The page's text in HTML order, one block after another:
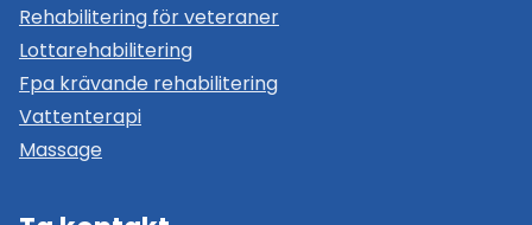
Rehabilitering för veteraner
Lottarehabilitering
Fpa krävande rehabilitering
Vattenterapi
Massage